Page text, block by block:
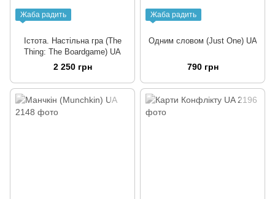
Жаба радить
Істота. Настільна гра (The
Thing: The Boardgame) UA
2 250 грн
Жаба радить
Одним словом (Just One) UA
790 грн